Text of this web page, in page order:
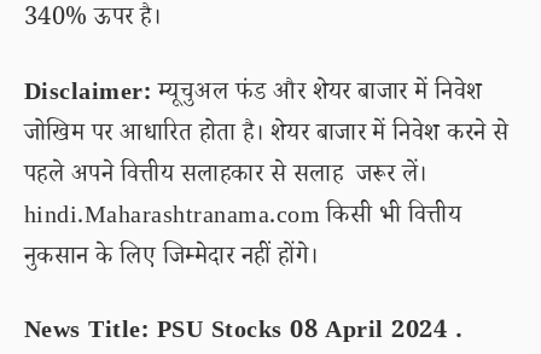
340% ऊपर है।
Disclaimer:म्यूचुअल फंड और शेयर बाजार में निवेश
जोखिम पर आधारित होता है। शेयर बाजार में निवेश करने से
पहले अपने वित्तीय सलाहकार से सलाह जरूर लें।
hindi.Maharashtranama.com किसी भी वित्तीय
नुकसान के लिए जिम्मेदार नहीं होंगे।
News Title: PSU Stocks 08 April 2024 .